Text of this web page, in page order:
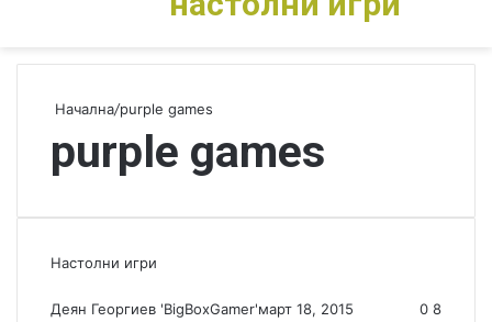
Начална/purple games
purple games
Настолни игри
Деян Георгиев 'BigBoxGamer'март 18, 2015 0 8